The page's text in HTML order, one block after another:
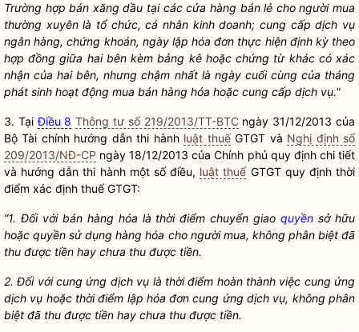
Trường hợp bán xăng dầu tại các cửa hàng bán lẻ cho người mua
thường xuyên là tổ chức, cá nhân kinh doanh; cung cấp dịch vụ
ngân hàng, chứng khoán, ngày lập hóa đơn thực hiện định kỳ theo
hợp đồng giữa hai bên kèm bảng kê hoặc chứng từ khác có xác
nhận của hai bên, nhưng chậm nhất là ngày cuối cùng của tháng
phát sinh hoạt động mua bán hàng hóa hoặc cung cấp dịch vụ."
3. TạiĐiều 8 Thông tư số 219/2013/TT-BTCngày 31/12/2013 của
Bộ Tài chính hướng dẫn thi hành luật thuếGTGT và Nghị định số
209/2013/NĐ-CP ngày 18/12/2013 của Chính phủ quy định chi tiết
và hướng dẫn thi hành một số điều, luật thuếGTGT quy định thời
điểm xác định thuế GTGT:
“1. Đối với bán hàng hóa là thời điểm chuyển giaoquyền sở hữu
hoặcquyền sử dụng hàng hóa cho người mua, không phân biệt đã
thu được tiền hay chưa thu được tiền.
2. Đối với cung ứng dịch vụ là thời điểm hoàn thành việc cung ứng
dịch vụ hoặc thời điểm lập hóa đơn cung ứng dịch vụ, không phân
biệt đã thu được tiền hay chưa thu được tiền.